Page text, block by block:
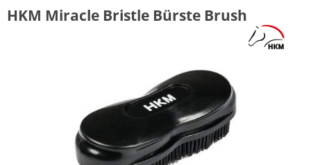
HKM Miracle Bristle Bürste Brush